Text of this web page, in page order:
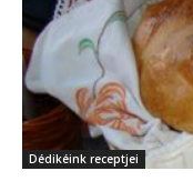
Dédikéink receptjei